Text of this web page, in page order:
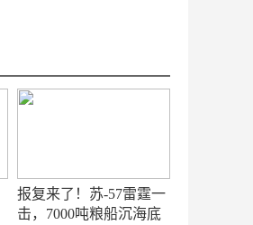
报复来了！苏-57雷霆一
击，7000吨粮船沉海底